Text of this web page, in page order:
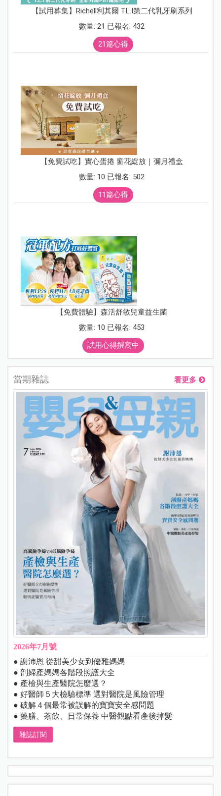
【試用募集】Richell利其爾 T.L.I第二代乳牙刷系列
數量: 21 已報名: 432
21篇心得
【免費試吃】實心蛋捲 窗花綻放｜彌月禮盒
數量: 10 已報名: 502
11篇心得
【免費體驗】森活舒敏兒童益生菌
數量: 10 已報名: 453
試用心得撰寫中
當期雜誌 看更多
2026年7月號
● 謝沛恩 從甜美少女到優雅媽媽
● 剖婦產媽媽各階段照護大全
● 產檢與生產醫院怎麼選？
● 好醫師５大檢驗標準 選對醫院是風險管理
● 破解４個最常被誤解的寶寶安全感問題
● 藥膳、茶飲、日常保養 中醫觀點看產後掉髮
雜誌訂閱